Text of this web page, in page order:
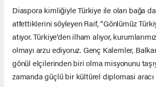
Diaspora kimliğiyle Türkiye ile olan bağa
atfettiklerini söyleyen Raif, “Gönlümüz
atıyor. Türkiye’den ilham alıyor,
olmayı arzu ediyoruz. Genç Kalemler,
gönül elçilerinden biri olma misyonunu
zamanda güçlü bir kültürel diplomasi aracı